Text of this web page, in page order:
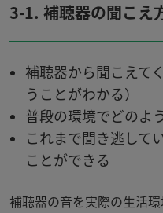
3-1. 補聴器の聞こえ
補聴器から聞こえて
うことがわかる）
普段の環境でどのよ
これまで聞き逃して
ことができる
補聴器の音を実際の生活